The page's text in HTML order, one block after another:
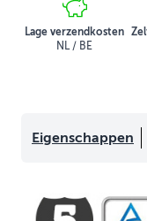
Lage verzendkosten
NL / BE
Eigenschappen